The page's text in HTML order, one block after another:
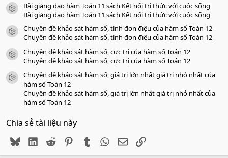
icon tài liệu
Bài giảng đạo hàm Toán 11 sách Kết nối tri thức với cuộc sống
Bài giảng đạo hàm Toán 11 sách Kết nối tri thức với cuộc sống
icon tài liệu
Chuyên đề khảo sát hàm số, tính đơn điệu của hàm số Toán 12
Chuyên đề khảo sát hàm số, tính đơn điệu của hàm số Toán 12
icon tài liệu
Chuyên đề khảo sát hàm số, cực trị của hàm số Toán 12
Chuyên đề khảo sát hàm số, cực trị của hàm số Toán 12
icon tài liệu
Chuyên đề khảo sát hàm số, giá trị lớn nhất giá trị nhỏ nhất của
hàm số Toán 12
Chuyên đề khảo sát hàm số, giá trị lớn nhất giá trị nhỏ nhất của
hàm số Toán 12
Chia sẻ tài liệu này
BlueskyLinkedIn
Reddit PinterestTumblr WhatsApp
EmailLink